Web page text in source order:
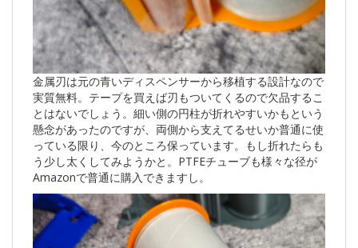
金属刃は元の青いディスペンサーから移植する設計なので
実質無料。テープを買えば刃もついてくるので欠品するこ
とはないでしょう。細い側の円柱が折れやすいかもという
懸念があったのですが、両側から支えてるせいか普通に使
っている限り、今のところ保っています。もし折れたらも
う少し太くしてみようかと。PTFEチューブも様々な径が
Amazonで普通に購入できますし。